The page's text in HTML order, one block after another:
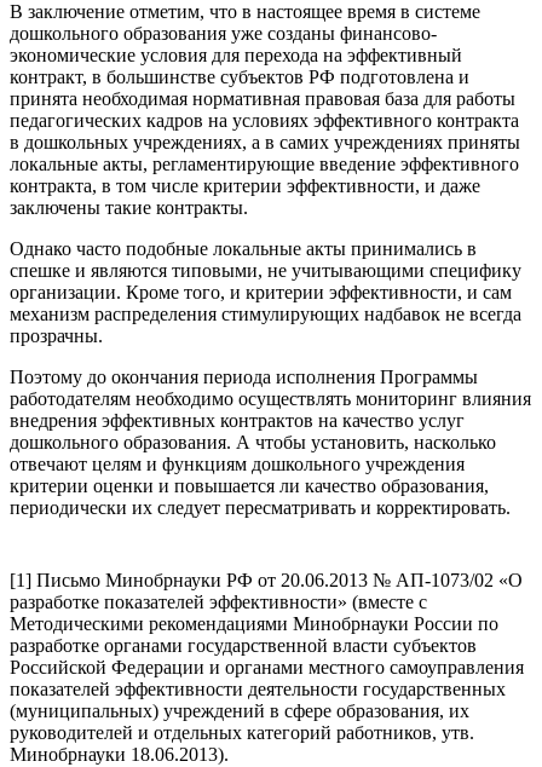
В заключение отметим, что в настоящее время в системе
дошкольного образования уже созданы финансово-
экономические условия для перехода на эффективный
контракт, в большинстве субъектов РФ подготовлена и
принята необходимая нормативная правовая база для работы
педагогических кадров на условиях эффективного контракта
в дошкольных учреждениях, а в самих учреждениях приняты
локальные акты, регламентирующие введение эффективного
контракта, в том числе критерии эффективности, и даже
заключены такие контракты.
Однако часто подобные локальные акты принимались в
спешке и являются типовыми, не учитывающими специфику
организации. Кроме того, и критерии эффективности, и сам
механизм распределения стимулирующих надбавок не всегда
прозрачны.
Поэтому до окончания периода исполнения Программы
работодателям необходимо осуществлять мониторинг влияния
внедрения эффективных контрактов на качество услуг
дошкольного образования. А чтобы установить, насколько
отвечают целям и функциям дошкольного учреждения
критерии оценки и повышается ли качество образования,
периодически их следует пересматривать и корректировать.
[1] Письмо Минобрнауки РФ от 20.06.2013 № АП-1073/02 «О
разработке показателей эффективности» (вместе с
Методическими рекомендациями Минобрнауки России по
разработке органами государственной власти субъектов
Российской Федерации и органами местного самоуправления
показателей эффективности деятельности государственных
(муниципальных) учреждений в сфере образования, их
руководителей и отдельных категорий работников, утв.
Минобрнауки 18.06.2013).